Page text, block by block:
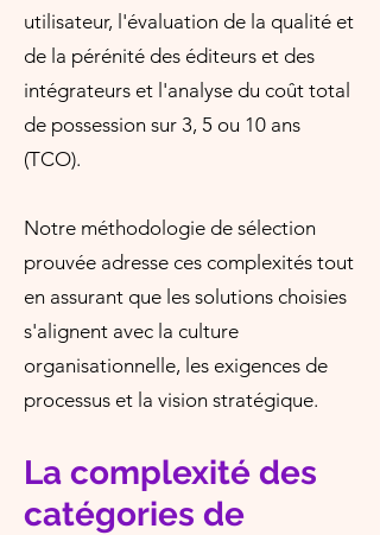
utilisateur, l'évaluation de la qualité et
de la pérénité des éditeurs et des
intégrateurs et l'analyse du coût total
de possession sur 3, 5 ou 10 ans
(TCO).
Notre méthodologie de sélection
prouvée adresse ces complexités tout
en assurant que les solutions choisies
s'alignent avec la culture
organisationnelle, les exigences de
processus et la vision stratégique.
La complexité des
catégories de